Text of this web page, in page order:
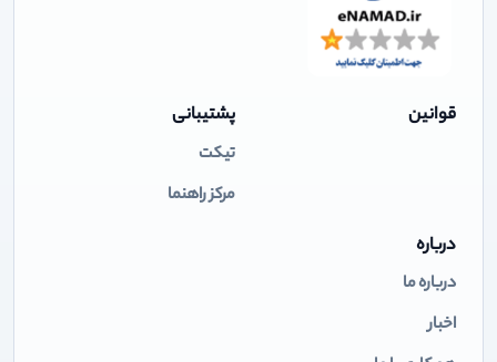
قوانین پشتیبانی
تیکت
مرکز راهنما
درباره
درباره ما
اخبار